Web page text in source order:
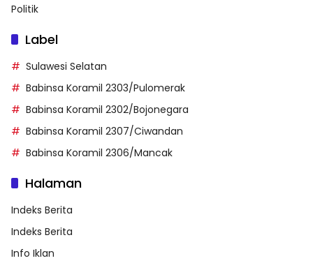
Politik
Label
Sulawesi Selatan
Babinsa Koramil 2303/Pulomerak
Babinsa Koramil 2302/Bojonegara
Babinsa Koramil 2307/Ciwandan
Babinsa Koramil 2306/Mancak
Halaman
Indeks Berita
Indeks Berita
Info Iklan